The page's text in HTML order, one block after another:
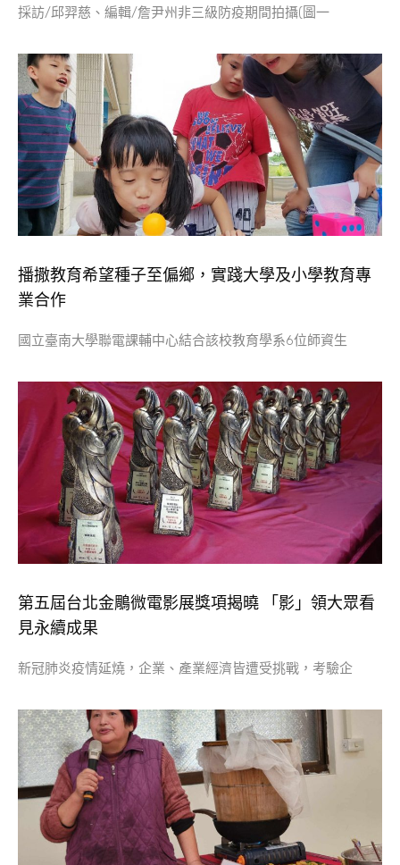
採訪/邱羿慈、編輯/詹尹州非三級防疫期間拍攝(圖一
播撒教育希望種子至偏鄉，實踐大學及小學教育專
業合作
國立臺南大學聯電課輔中心結合該校教育學系6位師資生
第五屆台北金鵰微電影展獎項揭曉 「影」領大眾看
見永續成果
新冠肺炎疫情延燒，企業、產業經濟皆遭受挑戰，考驗企